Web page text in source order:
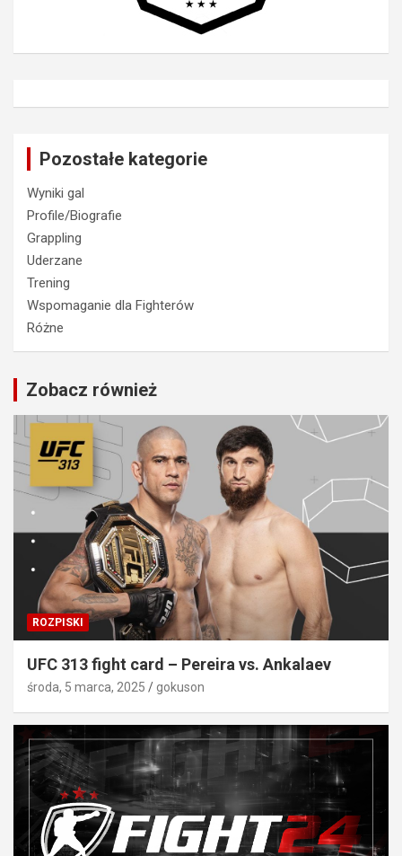
Pozostałe kategorie
Wyniki gal
Profile/Biografie
Grappling
Uderzane
Trening
Wspomaganie dla Fighterów
Różne
Zobacz również
ROZPISKI
UFC 313 fight card – Pereira vs. Ankalaev
środa, 5 marca, 2025 gokuson